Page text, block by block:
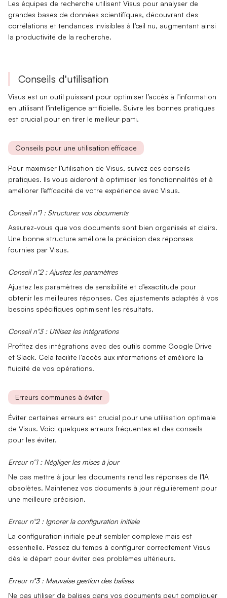
Les équipes de recherche utilisent Visus pour analyser de
grandes bases de données scientifiques, découvrant des
corrélations et tendances invisibles à l’œil nu, augmentant ainsi
la productivité de la recherche.
Conseils d'utilisation
Visus est un outil puissant pour optimiser l’accès à l’information
en utilisant l’intelligence artificielle. Suivre les bonnes pratiques
est crucial pour en tirer le meilleur parti.
Conseils pour une utilisation efficace
Pour maximiser l’utilisation de Visus, suivez ces conseils
pratiques. Ils vous aideront à optimiser les fonctionnalités et à
améliorer l’efficacité de votre expérience avec Visus.
Conseil n°1 : Structurez vos documents
Assurez-vous que vos documents sont bien organisés et clairs.
Une bonne structure améliore la précision des réponses
fournies par Visus.
Conseil n°2 : Ajustez les paramètres
Ajustez les paramètres de sensibilité et d’exactitude pour
obtenir les meilleures réponses. Ces ajustements adaptés à vos
besoins spécifiques optimisent les résultats.
Conseil n°3 : Utilisez les intégrations
Profitez des intégrations avec des outils comme Google Drive
et Slack. Cela facilite l’accès aux informations et améliore la
fluidité de vos opérations.
Erreurs communes à éviter
Éviter certaines erreurs est crucial pour une utilisation optimale
de Visus. Voici quelques erreurs fréquentes et des conseils
pour les éviter.
Erreur n°1 : Négliger les mises à jour
Ne pas mettre à jour les documents rend les réponses de l’IA
obsolètes. Maintenez vos documents à jour régulièrement pour
une meilleure précision.
Erreur n°2 : Ignorer la configuration initiale
La configuration initiale peut sembler complexe mais est
essentielle. Passez du temps à configurer correctement Visus
dès le départ pour éviter des problèmes ultérieurs.
Erreur n°3 : Mauvaise gestion des balises
Ne pas utiliser de balises dans vos documents peut compliquer